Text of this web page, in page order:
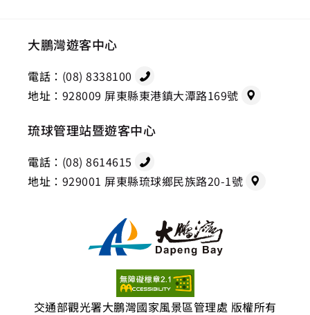
大鵬灣遊客中心
電話： (08) 8338100
地址： 928009 屏東縣東港鎮大潭路169號
琉球管理站暨遊客中心
電話： (08) 8614615
地址： 929001 屏東縣琉球鄉民族路20-1號
交通部觀光署大鵬灣國家風景區管理處 版權所有